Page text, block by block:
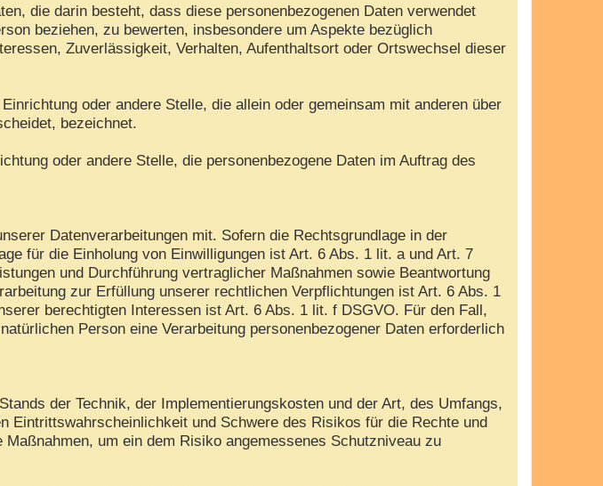
die darin besteht, dass diese personenbezogenen Daten verwendet
beziehen, zu bewerten, insbesondere um Aspekte bezüglich
Zuverlässigkeit, Verhalten, Aufenthaltsort oder Ortswechsel dieser
oder andere Stelle, die allein oder gemeinsam mit anderen über
bezeichnet.
oder andere Stelle, die personenbezogene Daten im Auftrag des
Datenverarbeitungen mit. Sofern die Rechtsgrundlage in der
für die Einholung von Einwilligungen ist Art. 6 Abs. 1 lit. a und Art. 7
und Durchführung vertraglicher Maßnahmen sowie Beantwortung
zur Erfüllung unserer rechtlichen Verpflichtungen ist Art. 6 Abs. 1
berechtigten Interessen ist Art. 6 Abs. 1 lit. f DSGVO. Für den Fall,
Person eine Verarbeitung personenbezogener Daten erforderlich
der Technik, der Implementierungskosten und der Art, des Umfangs,
Eintrittswahrscheinlichkeit und Schwere des Risikos für die Rechte und
um ein dem Risiko angemessenes Schutzniveau zu